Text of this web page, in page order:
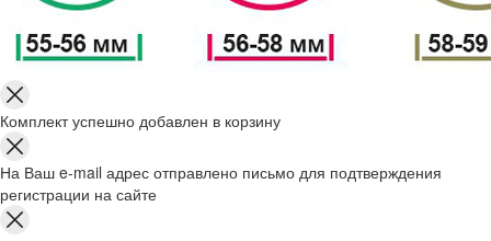
Комплект успешно добавлен в корзину
На Ваш e-mail адрес отправлено письмо для подтверждения
регистрации на сайте